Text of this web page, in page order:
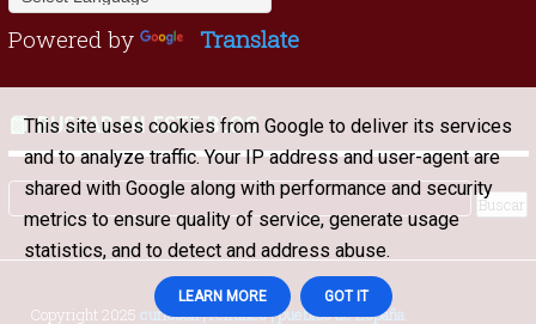
Powered by Translate
📗 BUSCAR EN ESTE BLOG
Copyright 2025 curioson | refranes | pueblos de España
This site uses cookies from Google to deliver its services
and to analyze traffic. Your IP address and user-agent are
shared with Google along with performance and security
metrics to ensure quality of service, generate usage
statistics, and to detect and address abuse.
LEARN MORE GOT IT